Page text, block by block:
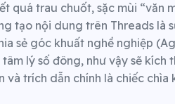
quá trau chuốt, sặc mùi “văn
tạo nội dung trên Threads
sẻ góc khuất nghề nghiệp
lý số đông, như vậy sẽ kích
và trích dẫn chính là chiếc